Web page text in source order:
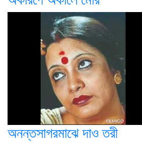
অনন্তসাগরমাঝে দাও তরী